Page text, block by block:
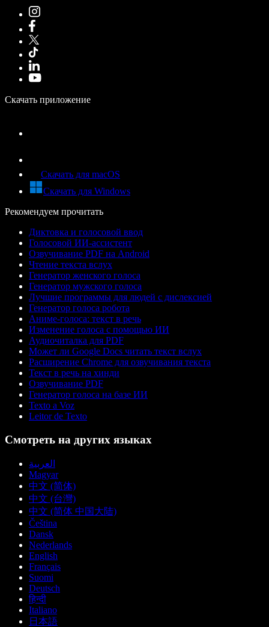
Скачать приложение
Скачать для macOS
Скачать для Windows
Рекомендуем прочитать
Диктовка и голосовой ввод
Голосовой ИИ-ассистент
Озвучивание PDF на Android
Чтение текста вслух
Генератор женского голоса
Генератор мужского голоса
Лучшие программы для людей с дислексией
Генератор голоса робота
Аниме-голоса: текст в речь
Изменение голоса с помощью ИИ
Аудиочиталка для PDF
Может ли Google Docs читать текст вслух
Расширение Chrome для озвучивания текста
Текст в речь на хинди
Озвучивание PDF
Генератор голоса на базе ИИ
Texto a Voz
Leitor de Texto
Смотреть на других языках
العربية
Magyar
中文 (简体)
中文 (台灣)
中文 (简体 中国大陆)
Čeština
Dansk
Nederlands
English
Français
Suomi
Deutsch
हिन्दी
Italiano
日本語